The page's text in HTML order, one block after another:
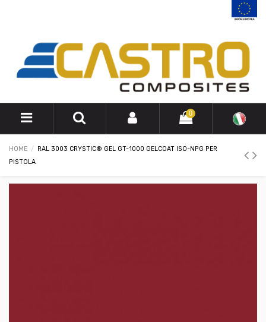
0
HOME
RAL 3003 CRYSTIC® GEL GT-1000 GELCOAT ISO-NPG PER
PISTOLA